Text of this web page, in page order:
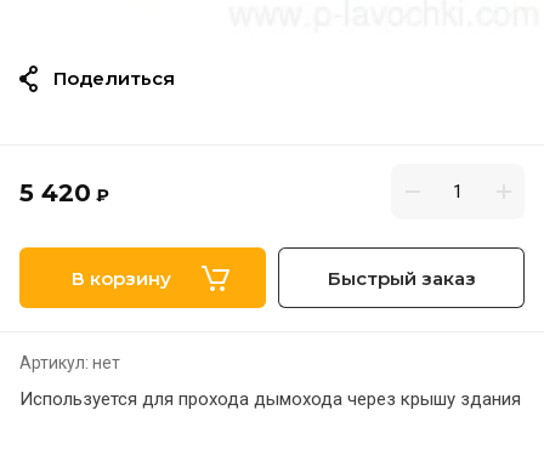
5 420 ₽
В корзину Быстрый заказ
Артикул: нет
Используется для прохода дымохода через крышу здания
Поделиться